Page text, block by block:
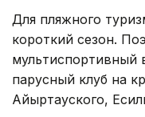
Для пляжного
короткий сезон.
мультиспортивный
парусный клуб на
Айыртауского,